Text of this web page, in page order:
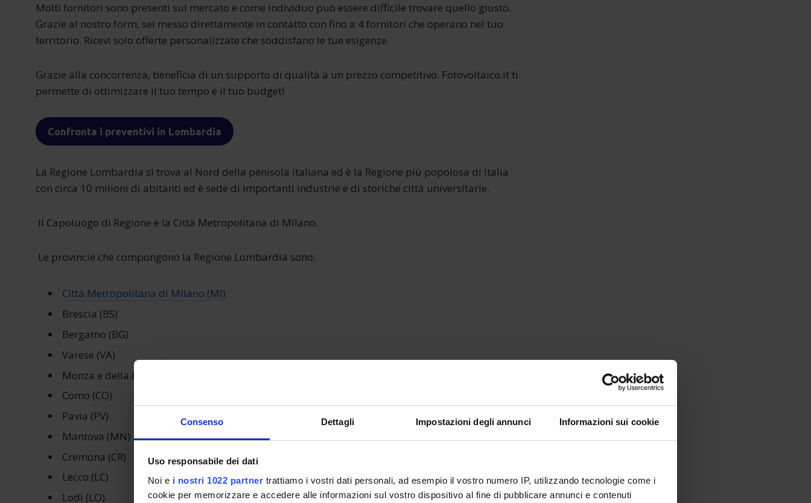
Consenso Dettagli Impostazioni degli annunci Informazioni sui cookie
Uso responsabile dei dati
Noi e i nostri 1022 partner trattiamo i vostri dati personali, ad esempio il vostro numero IP, utilizzando tecnologie come i
cookie per memorizzare e accedere alle informazioni sul vostro dispositivo al fine di pubblicare annunci e contenuti
Molti fornitori sono presenti sul mercato e come individuo può essere difficile trovare quello giusto.
Grazie al nostro form, sei messo direttamente in contatto con fino a 4 fornitori che operano nel tuo
territorio. Ricevi solo offerte personalizzate che soddisfano le tue esigenze.
Grazie alla concorrenza, beneficia di un supporto di qualità a un prezzo competitivo. Fotovoltaico.it ti
permette di ottimizzare il tuo tempo e il tuo budget!
Confronta i preventivi in Lombardia
La Regione Lombardia si trova al Nord della penisola italiana ed è la Regione più popolosa di Italia
con circa 10 milioni di abitanti ed è sede di importanti industrie e di storiche città universitarie.
Il Capoluogo di Regione è la Città Metropolitana di Milano.
Le provincie che compongono la Regione Lombardia sono:
Città Metropolitana di Milano (MI)
Brescia (BS)
Bergamo (BG)
Varese (VA)
Monza e della Brianza (MB)
Como (CO)
Pavia (PV)
Mantova (MN)
Cremona (CR)
Lecco (LC)
Lodi (LO)